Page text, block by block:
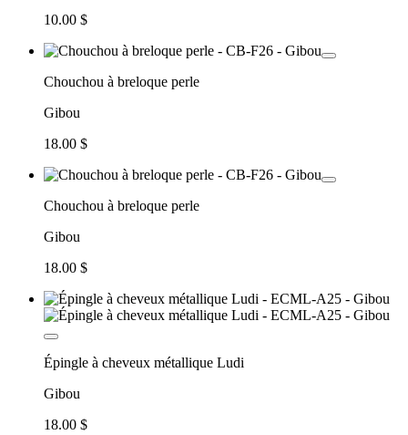
10.00 $
Chouchou à breloque perle
Gibou
18.00 $
Chouchou à breloque perle
Gibou
18.00 $
Épingle à cheveux métallique Ludi
Gibou
18.00 $